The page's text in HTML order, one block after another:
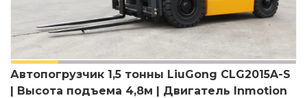
Автопогрузчик 1,5 тонны LiuGong CLG2015A-S
| Высота подъема 4,8м | Двигатель Inmotion